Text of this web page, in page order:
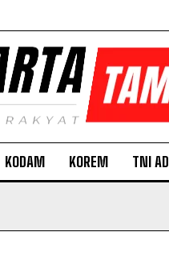
KODAM KOREM TNI AD